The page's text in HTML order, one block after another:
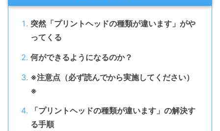
突然「プリントヘッドの種類が違います」がや
ってくる
何ができるようになるのか？
※注意点（必ず読んでから実施してください）
※
「プリントヘッドの種類が違います」の解決す
る手順